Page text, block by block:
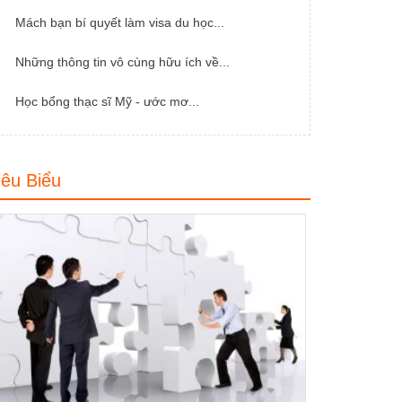
Mách bạn bí quyết làm visa du học...
Những thông tin vô cùng hữu ích về...
Học bổng thạc sĩ Mỹ - ước mơ...
Biểu